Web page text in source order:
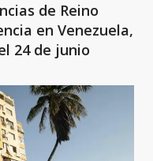
de Reino
en Venezuela,
24 de junio